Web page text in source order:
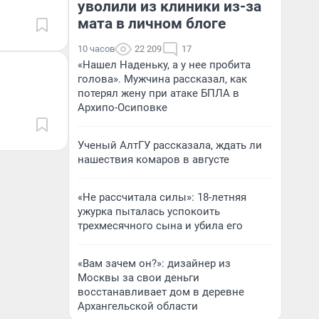
уволили из клиники из-за
мата в личном блоге
10 часов 22 209 17
«Нашел Наденьку, а у нее пробита
голова». Мужчина рассказал, как
потерял жену при атаке БПЛА в
Архипо-Осиповке
Ученый АлтГУ рассказала, ждать ли
нашествия комаров в августе
«Не рассчитала силы»: 18-летняя
ужурка пыталась успокоить
трехмесячного сына и убила его
«Вам зачем он?»: дизайнер из
Москвы за свои деньги
восстанавливает дом в деревне
Архангельской области